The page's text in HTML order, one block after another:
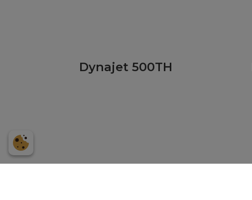
Dynajet 500TH